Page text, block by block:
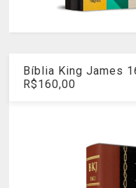
Bíblia King James
R$160,00